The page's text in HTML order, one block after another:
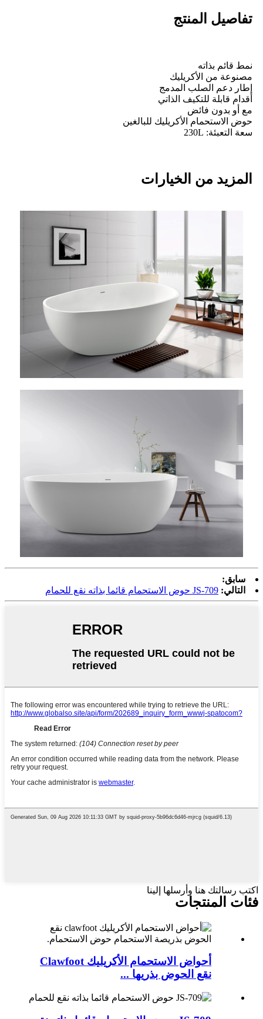
تفاصيل المنتج
نمط قائم بذاته
مصنوعة من الأكريليك
إطار دعم الصلب المدمج
أقدام قابلة للتكيف الذاتي
مع أو بدون فائض
حوض الاستحمام الأكريليك للبالغين
سعة التعبئة: 230L
المزيد من الخيارات
سابق:
التالي: JS-709 حوض الاستحمام قائما بذاته نقع للحمام
اكتب رسالتك هنا وأرسلها إلينا
فئات المنتجات
أحواض الاستحمام الأكريليك Clawfoot
نقع الحوض بذريها ...